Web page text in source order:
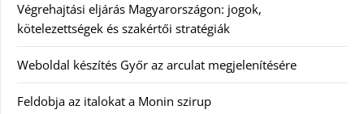
Végrehajtási eljárás Magyarországon: jogok,
kötelezettségek és szakértői stratégiák
Weboldal készítés Győr az arculat megjelenítésére
Feldobja az italokat a Monin szirup